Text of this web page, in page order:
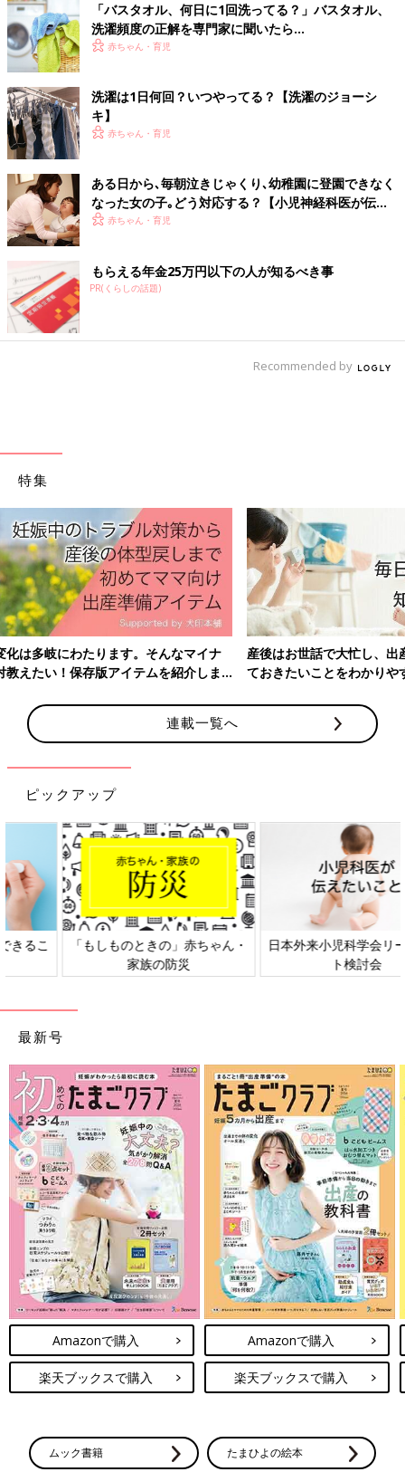
洗濯＆乾燥は毎日しているのですが、
洗濯物畳みをさぼっているのでバスタオルが脱衣所にな
い・・・！！
なんてことが多々あります。
この日は夫もバスタオルを準備するのを忘れてしまったらしく1
人ワタワタしていたら・・・
すーちゃんが救世主だったのです・・・！！
何も助けを求めていなかったのに、
夫がお風呂に入っている間にバスタオルを洗濯物の山から探し、
脱衣所まで持っていってくれて、そっと置いておいてくれたので
す・・・！！
ムスメ、MY LOVE！！
「バスタオル、何日に1回洗ってる？」バスタオル、
洗濯頻度の正解を専門家に聞いたら…
赤ちゃん・育児
洗濯は1日何回？いつやってる？【洗濯のジョーシ
キ】
赤ちゃん・育児
ある日から､毎朝泣きじゃくり､幼稚園に登園できなく
なった女の子｡どう対応する？【小児神経科医が伝え
る〜親子のゆくり〜】
赤ちゃん・育児
もらえる年金25万円以下の人が知るべき事
PR(くらしの話題)
Recommended by
特集
産後はお世話で大忙し、出産前にそろえておきたいアイテム、知っ
ておきたいことをわかりやすく紹介！
連載一覧へ
ピックアップ
日本外来小児科学会リーフレッ
ト検討会
六星占術 細木かおりさんの人生
最新号
Amazonで購入
楽天ブックスで購入
Amazonで購入
楽天ブックスで購入
ムック書籍 たまひよの絵本